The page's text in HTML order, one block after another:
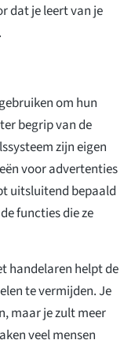
dat je leert van je
om hun
begrip van de
zijn eigen
voor advertenties
uitsluitend bepaald
functies die ze
handelaren helpt de
te vermijden. Je
maar je zult meer
veel mensen